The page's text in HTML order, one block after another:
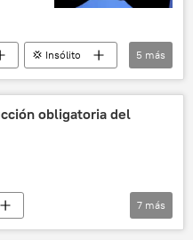
💢 Insólito
idiomas
5 más
obligatoria del
déficit
7 más